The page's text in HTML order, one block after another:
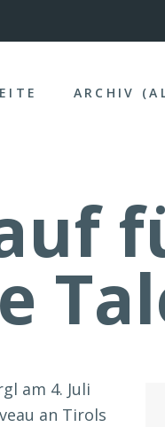
ARCHIV
am 4. Juli
an Tirols